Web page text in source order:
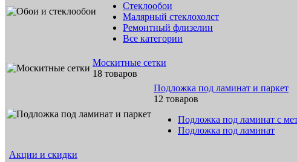
Стеклообои
Малярный стеклохолст
Ремонтный флизелин
Все категории
Москитные сетки
18 товаров
Подложка под ламинат и паркет
12 товаров
Подложка под ламинат с
Подложка под ламинат
Акции и скидки